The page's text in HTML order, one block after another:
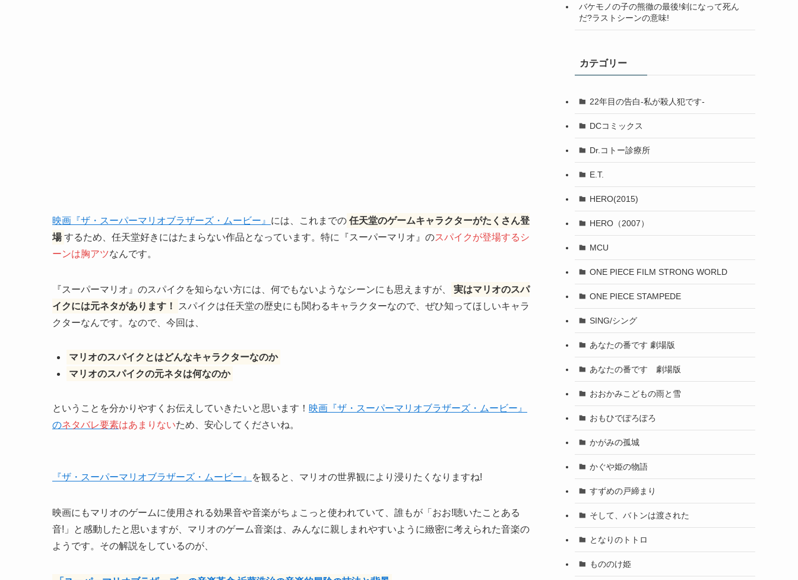
映画『ザ・スーパーマリオブラザーズ・ムービー』 には、これまでの 任天堂のゲームキャラクターがたくさん登
場 するため、任天堂好きにはたまらない作品となっています。特に『スーパーマリオ』のスパイクが登場するシ
ーンは胸アツなんです。
『スーパーマリオ』のスパイクを知らない方には、何でもないようなシーンにも思えますが、
実はマリオのスパ
イクには元ネタがあります！
スパイクは任天堂の歴史にも関わるキャラクターなので、ぜひ知ってほしいキャラ
クターなんです。なので、今回は、
マリオのスパイクとはどんなキャラクターなのか
マリオのスパイクの元ネタは何なのか
ということを分かりやすくお伝えしていきたいと思います！ 映画『ザ・スーパーマリオブラザーズ・ムービー』
のネタバレ要素はあまりないため、安心してくださいね。
『ザ・スーパーマリオブラザーズ・ムービー』 を観ると、マリオの世界観により浸りたくなりますね!
映画にもマリオのゲームに使用される効果音や音楽がちょこっと使われていて、誰もが「おお!聴いたことある
音!」と感動したと思いますが、マリオのゲーム音楽は、みんなに親しまれやすいように緻密に考えられた音楽の
ようです。その解説をしているのが、
バケモノの子の熊徹の最後!剣になって死ん
だ?ラストシーンの意味!
カテゴリー
22年目の告白-私が殺人犯です-
DCコミックス
Dr.コトー診療所
E.T.
HERO(2015)
HERO（2007）
MCU
ONE PIECE FILM STRONG WORLD
ONE PIECE STAMPEDE
SING/シング
あなたの番です 劇場版
あなたの番です 劇場版
おおかみこどもの雨と雪
おもひでぽろぽろ
かがみの孤城
かぐや姫の物語
すずめの戸締まり
そして、バトンは渡された
となりのトトロ
もののけ姫